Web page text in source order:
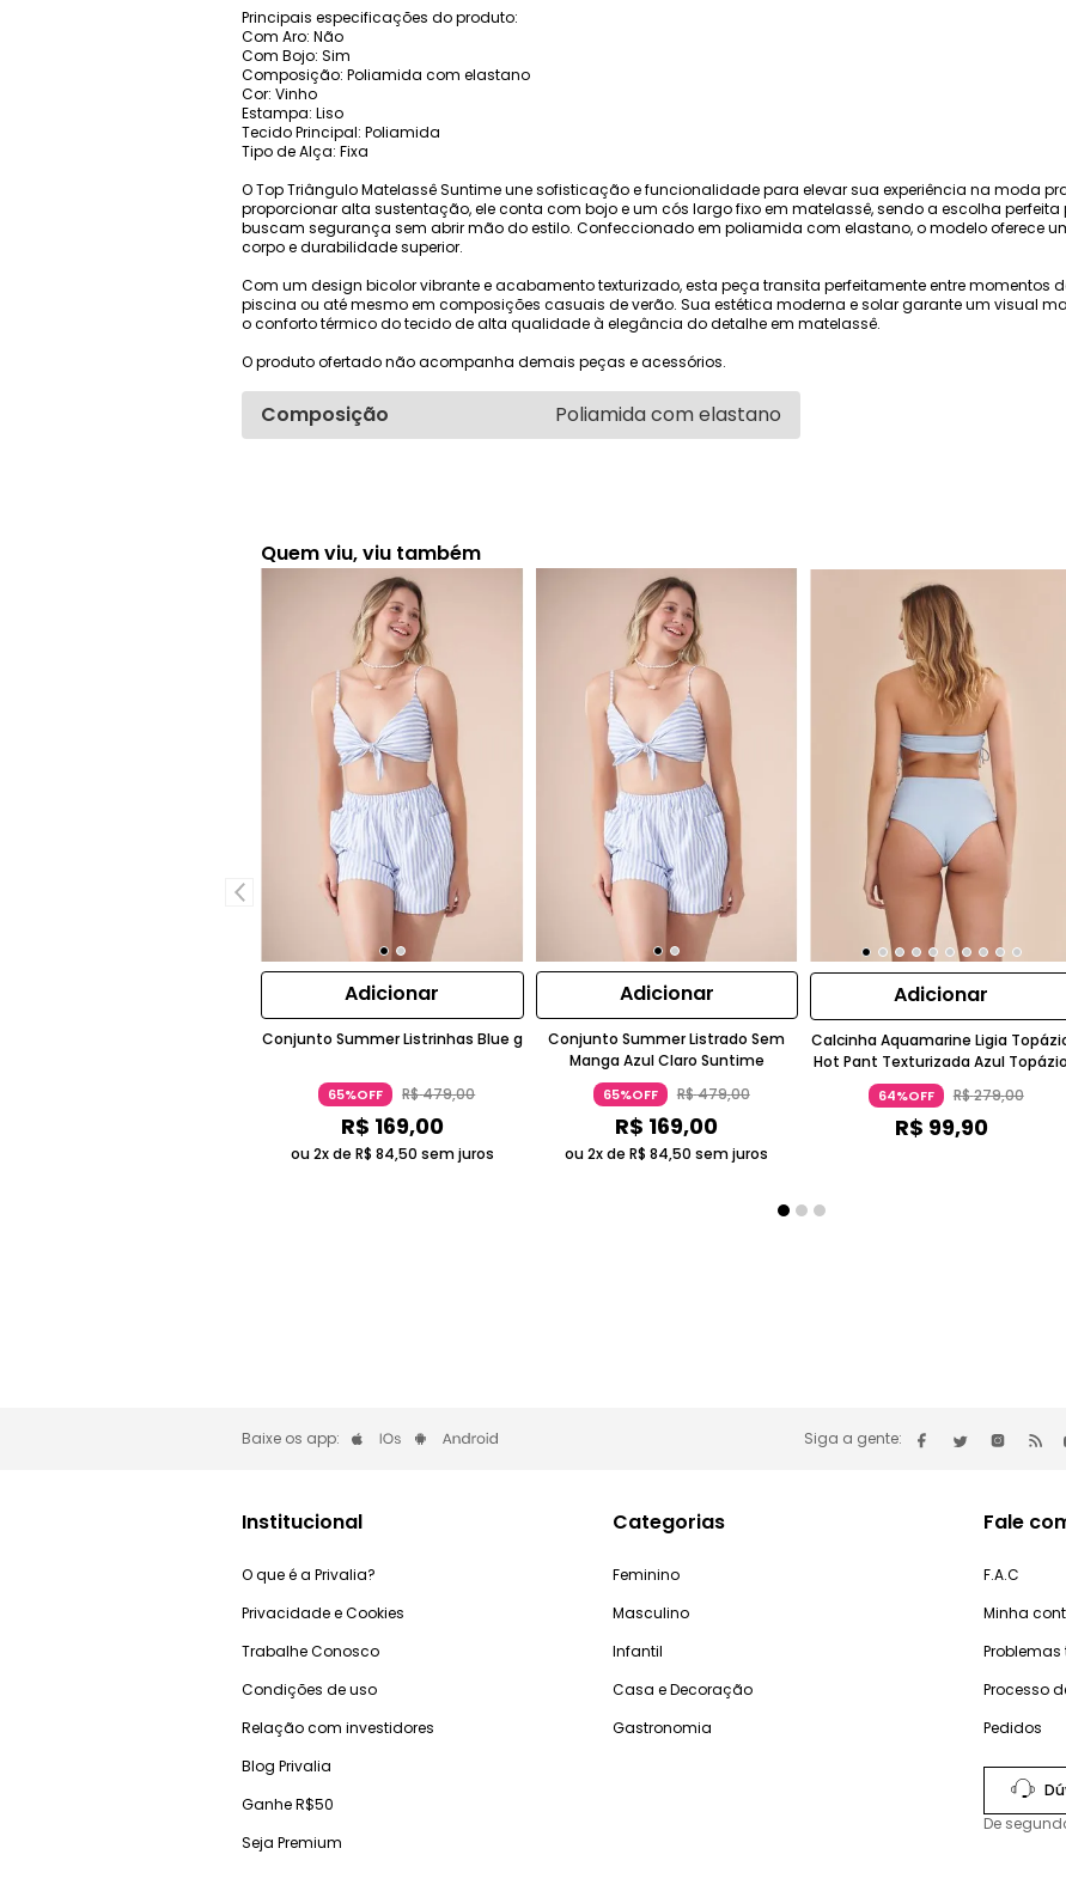
Principais especificações do produto:
Com Aro: Não
Com Bojo: Sim
Composição: Poliamida com elastano
Cor: Vinho
Estampa: Liso
Tecido Principal: Poliamida
Tipo de Alça: Fixa
O Top Triângulo Matelassê Suntime une sofisticação e funcionalidade para elevar sua experiência na moda
proporcionar alta sustentação, ele conta com bojo e um cós largo fixo em matelassê, sendo a escolha
buscam segurança sem abrir mão do estilo. Confeccionado em poliamida com elastano, o modelo oferece
corpo e durabilidade superior.
Com um design bicolor vibrante e acabamento texturizado, esta peça transita perfeitamente entre momentos
piscina ou até mesmo em composições casuais de verão. Sua estética moderna e solar garante um visual
o conforto térmico do tecido de alta qualidade à elegância do detalhe em matelassê.
O produto ofertado não acompanha demais peças e acessórios.
Composição Poliamida com elastano
Quem viu, viu também
Adicionar
Conjunto Summer Listrinhas Blue g
65%OFF R$479,00
R$ 169,00
ou 2x de R$ 84,50 sem juros
Adicionar
Conjunto Summer Listrado Sem
Manga Azul Claro Suntime
65%OFF R$479,00
R$ 169,00
ou 2x deR$ 84,50 sem juros
Adicionar
Calcinha Aquamarine Ligia
Hot Pant Texturizada Azul Topázio
64%OFF R$279,00
R$ 99,90
Baixe os app: Siga a gente:
Institucional
O que é a Privalia?
Privacidade e Cookies
Trabalhe Conosco
Condições de uso
Relação com investidores
Blog Privalia
Ganhe R$50
Seja Premium
Categorias
Feminino
Masculino
Infantil
Casa e Decoração
Gastronomia
Fale
F.A.C
Minha
Processo
Pedidos
De